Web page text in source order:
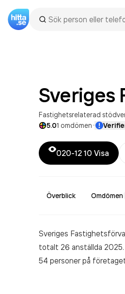
Sveriges
Fastighetsrelaterad
5.01 omdömen·
020-12 10 Visa
Överblick Omdömen
Sveriges
totalt 26 anställda
54 personer på